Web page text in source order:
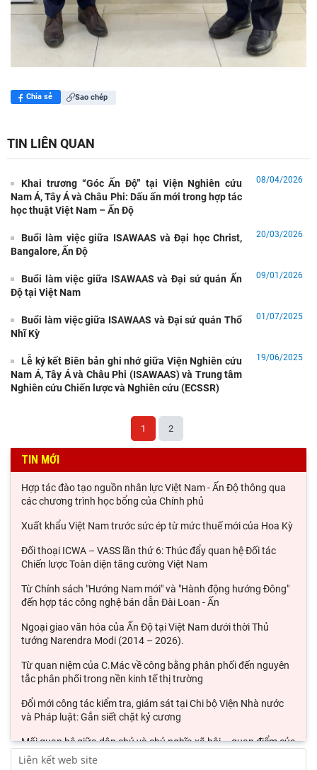
Chia sẻ Sao chép
TIN LIÊN QUAN
Khai trương “Góc Ấn Độ” tại Viện Nghiên cứu
Nam Á, Tây Á và Châu Phi: Dấu ấn mới trong hợp tác
học thuật Việt Nam – Ấn Độ
08/04/2026
Buổi làm việc giữa ISAWAAS và Đại học Christ,
Bangalore, Ấn Độ
20/03/2026
Buổi làm việc giữa ISAWAAS và Đại sứ quán Ấn
Độ tại Việt Nam
09/01/2026
Buổi làm việc giữa ISAWAAS và Đại sứ quán Thổ
Nhĩ Kỳ
01/07/2025
Lễ ký kết Biên bản ghi nhớ giữa Viện Nghiên cứu
Nam Á, Tây Á và Châu Phi (ISAWAAS) và Trung tâm
Nghiên cứu Chiến lược và Nghiên cứu (ECSSR)
19/06/2025
1 2
TIN MỚI
Hợp tác đào tạo nguồn nhân lực Việt Nam - Ấn Độ thông qua
các chương trình học bổng của Chính phủ
Xuất khẩu Việt Nam trước sức ép từ mức thuế mới của Hoa Kỳ
Đối thoại ICWA – VASS lần thứ 6: Thúc đẩy quan hệ Đối tác
Chiến lược Toàn diện tăng cường Việt Nam
Từ Chính sách "Hướng Nam mới" và "Hành động hướng Đông"
đến hợp tác công nghệ bán dẫn Đài Loan - Ấn
Ngoại giao văn hóa của Ấn Độ tại Việt Nam dưới thời Thủ
tướng Narendra Modi (2014 – 2026).
Từ quan niệm của C.Mác về công bằng phân phối đến nguyên
tắc phân phối trong nền kinh tế thị trường
Đổi mới công tác kiểm tra, giám sát tại Chi bộ Viện Nhà nước
và Pháp luật: Gắn siết chặt kỷ cương
Mối quan hệ giữa dân chủ và chủ nghĩa xã hội – quan điểm của
C.Mác và sự vận dụng ở Việt Nam thời